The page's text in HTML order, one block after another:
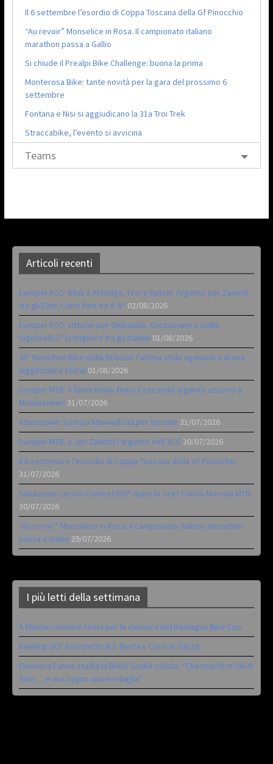
Il 6 settembre l’esordio di Coppa Toscana della Gf Pinocchio
“Au revoir” Monselice in Rosa. Il campionato italiano
marathon passa a Gallio
Si chiude il Prealpi Bike Challenge: buona la prima
Monterosa Bike: tante novità per la gara del prossimo 6
settembre
Fontana e Nisi si aggiudicano la 31a Troi Trek
Straccabike, l’evento si avvicina
Teams
Articoli recenti
Europei XCO: titoli a Aldridge, Frei e Hutter. Argento per Zanotti
tra gli Elite. Corvi fora ed è 4^ 02/08/2026
Europei XCO: vittorie per Ghibaudo, Grossmann e Gallis.
Signorelli 5^ la migliore tra gli italiani 01/08/2026
35ª Marathon Bike della Brianza: l’ultima sfida agonistica di una
leggendaria storia 01/08/2026
Europei MTB: il Team Relay firma il secondo argento azzurro a
Monteceneri 31/07/2026
Attenzione: Samara Maxwell sta per tornare 31/07/2026
Europei MTB: a Juri Zanotti l’argento nell’XCC 30/07/2026
Il 6 settembre l’esordio di Coppa Toscana della Gf Pinocchio
31/07/2026
Situazione circuiti Contest360° dopo la Gran Fondo Marradi MTB
30/07/2026
“Au revoir” Monselice in Rosa. Il campionato italiano marathon
passa a Gallio 29/07/2026
I più letti della settimana
A Montecoronaro festa per la chiusura del Romagna Bike Cup
Ranking UCI: Avondetto N.2. Berta e Corvi in Top10
Eleonora Farina studia la Black Snake iridata: “Che ricordi in Val di
Sole… e ora sogno una medaglia”